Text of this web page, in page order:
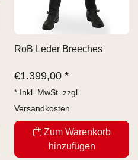
RoB Leder Breeches
€1.399,00 *
* Inkl. MwSt. zzgl.
Versandkosten
Zum Warenkorb
hinzufügen